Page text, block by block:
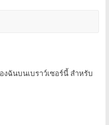
ฉันบนเบราว์เซอร์นี้ สำหรับ